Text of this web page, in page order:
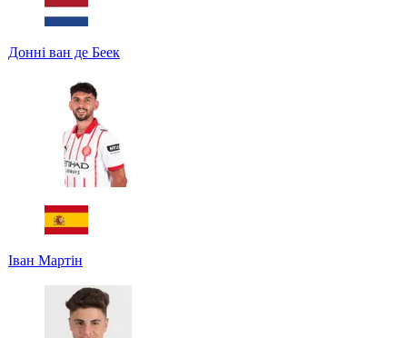
Донні ван де Беек
Іван Мартін